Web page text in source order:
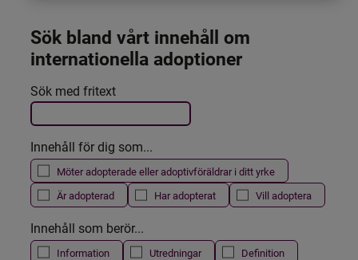
Sök bland vårt innehåll om
internationella adoptioner
Filtrera resultatet
Det här formuläret postas automatiskt
Sök med fritext
Innehåll för dig som...
Möter adopterade eller adoptivföräldrar i ditt yrke
Är adopterad
Har adopterat Vill adoptera
Innehåll som berör...
Information Utredningar
Definition